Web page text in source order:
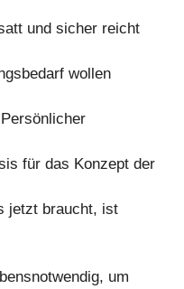
und sicher reicht
wollen
für das Konzept der
jetzt braucht, ist
um